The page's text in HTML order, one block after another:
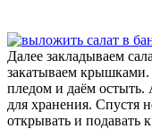
Далее закладываем
закатываем
пледом и даём остыть.
для хранения. Спустя
открывать и подавать к